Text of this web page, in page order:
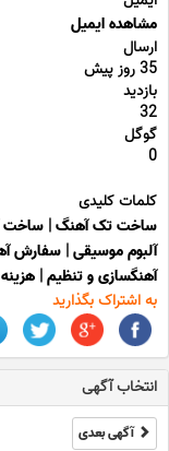
مشاهده ایمیل
ارسال
35 روز پیش
بازدید
32
گوگل
0
کلمات کلیدی
ساخت تک آهنگ| ساخت
آلبوم موسیقی| سفارش
آهنگسازی و تنظیم|
به اشتراک بگذارید
انتخاب آگهی
آگهی بعدی